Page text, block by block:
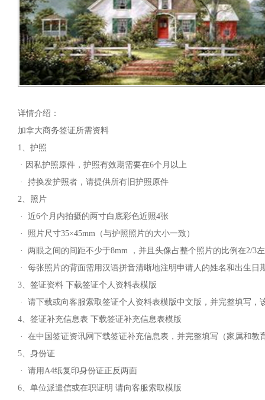
详情介绍：
加拿大商务签证所需资料
1、护照
· 因私护照原件，护照有效期需要在6个月以上
· 持换发护照者，请提供所有旧护照原件
2、照片
· 近6个月内拍摄的两寸白底彩色近照4张
· 照片尺寸35×45mm（与护照照片的大小一致）
· 两眼之间的间距不少于8mm ，并且头像占整个照片的比例在2/3
· 每张照片的背面需用汉语拼音清晰地注明申请人的姓名和出生日
3、签证资料 下载签证个人资料表模版
· 请下载或向客服索取签证个人资料表模版中文版，并完整填写
4、签证补充信息表 下载签证补充信息表模版
· 在中国签证资讯网下载签证补充信息表，并完整填写（家属和教
5、身份证
· 请用A4纸复印身份证正反两面
6、单位派遣信或在职证明 请向客服索取模版